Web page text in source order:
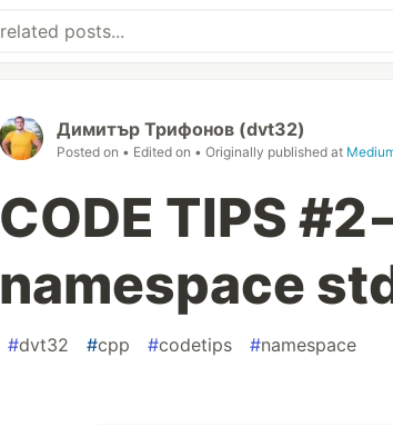
Димитър Трифонов (dvt32)
Posted on • Edited on • Originally published at
CODE TIPS
namespace
#dvt32 #cpp #codetips #namespace